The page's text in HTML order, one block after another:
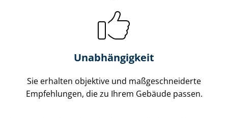
Unabhängigkeit
Sie erhalten objektive und maß­ge­schnei­der­te
Empfehlungen, die zu Ihrem Gebäude passen.